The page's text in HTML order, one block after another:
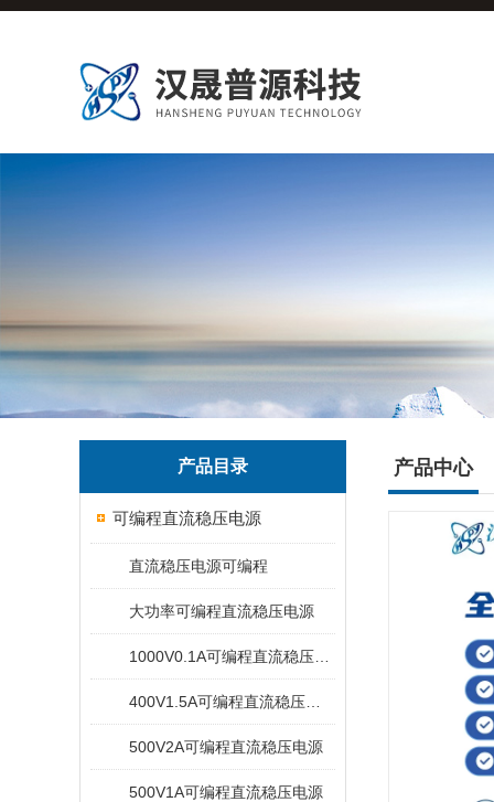
产品目录
可编程直流稳压电源
直流稳压电源可编程
大功率可编程直流稳压电源
500V2A可编程直流稳压电源
500V1A可编程直流稳压电源
产品中心